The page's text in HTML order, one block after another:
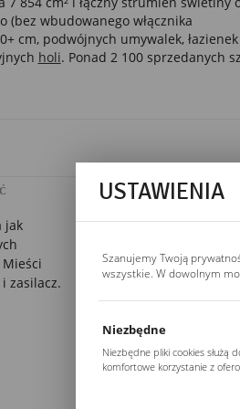
(bez wbudowanego włącznika
cm, podwójnych umywalek,
holi. Ponad 2 100 sprzedanych
jak
zasilacz.
BARWA ŚWIATŁA
3000K.ciepła,
neutralna,
kontrastowa. Gabinet
kosmetyczny, salon
USTAWIENIA
Szanujemy Twoją
wszystkie. W dowolnym
Niezbędne
Niezbędne pliki cookies służą
komfortowe korzystanie z
Twoich ustawień preferencji